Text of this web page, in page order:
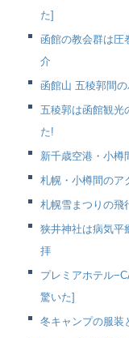
た]
函館の教会群は圧
介
函館山 五稜郭間
五稜郭は函館観光
た!
新千歳空港・小樽
札幌・小樽間のア
札幌雪まつりの飛
狭井神社は病気平
拝
プレミアホテル
驚いた]
冬キャンプの服装